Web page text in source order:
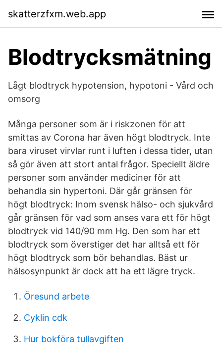
skatterzfxm.web.app
Blodtrycksmätning
Lågt blodtryck hypotension, hypotoni - Vård och
omsorg
Många personer som är i riskzonen för att
smittas av Corona har även högt blodtryck. Inte
bara viruset virvlar runt i luften i dessa tider, utan
så gör även att stort antal frågor. Speciellt äldre
personer som använder mediciner för att
behandla sin hypertoni. Där går gränsen för
högt blodtryck: Inom svensk hälso- och sjukvård
går gränsen för vad som anses vara ett för högt
blodtryck vid 140/90 mm Hg. Den som har ett
blodtryck som överstiger det har alltså ett för
högt blodtryck som bör behandlas. Bäst ur
hälsosynpunkt är dock att ha ett lägre tryck.
Öresund arbete
Cyklin cdk
Hur bokföra tullavgiften